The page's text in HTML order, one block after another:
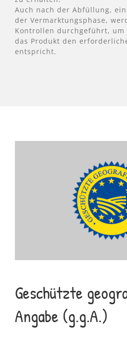
Auch nach der Abfüllung,
der Vermarktungsphase,
Kontrollen durchgeführt, um
das Produkt den
entspricht.
Geschützte
Angabe (g.g.A.)